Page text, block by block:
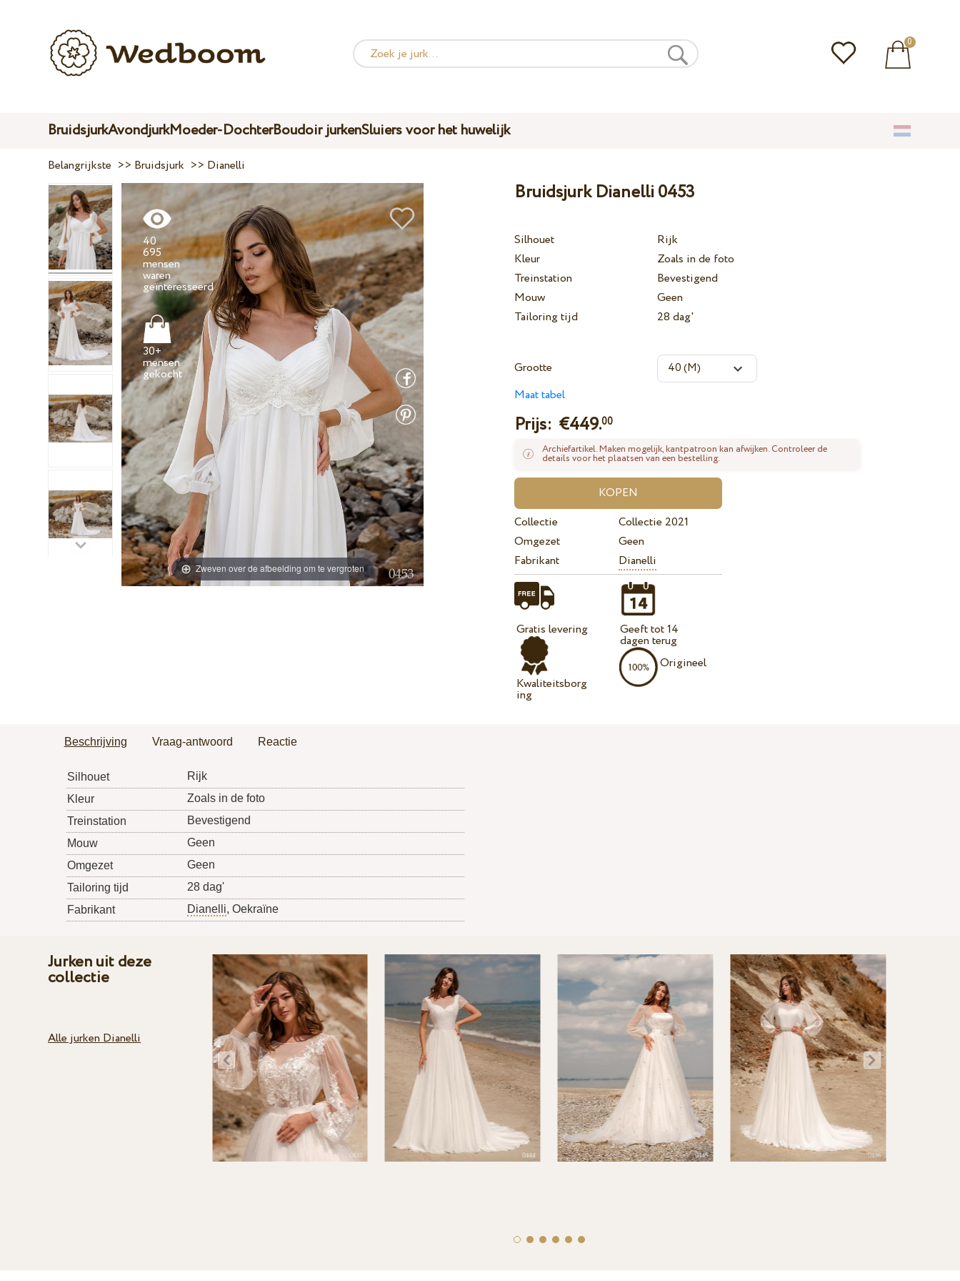
0
BruidsjurkAvondjurkMoeder-DochterBoudoir jurkenSluiers voor het huwelijk
Belangrijkste >> Bruidsjurk >> Dianelli
Zweven over de afbeelding om te vergroten
40
695
mensen
waren
geïnteresseerd
30+
mensen
gekocht
Bruidsjurk Dianelli 0453
Silhouet
Rijk
Kleur
Zoals in de foto
Treinstation
Bevestigend
Mouw
Geen
Tailoring tijd
28 dag'
Grootte
Maat tabel
Prijs: €449.00
Archiefartikel. Maken mogelijk, kantpatroon kan afwijken. Controleer de
details voor het plaatsen van een bestelling.
Collectie
Collectie 2021
Omgezet
Geen
Fabrikant
Dianelli
Gratis levering
Kwaliteitsborg
ing
Geeft tot 14
dagen terug
Origineel
Beschrijving Vraag-antwoord Reactie
Silhouet
Rijk
Kleur
Zoals in de foto
Treinstation
Bevestigend
Mouw
Geen
Omgezet
Geen
Tailoring tijd
28 dag'
Fabrikant
Dianelli, Oekraïne
Jurken uit deze
collectie
Alle jurken Dianelli